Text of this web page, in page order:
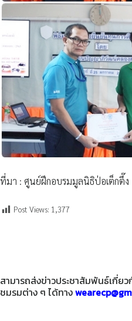
ที่มา : ศูนย์ฝึกอบรมมูลนิธิป่อเต็กตึ๊ง
Post Views: 1,377
สามารถส่งข่าวประชาสัมพันธ์เกี่ย
ชมรมต่าง ๆ ได้ทาง